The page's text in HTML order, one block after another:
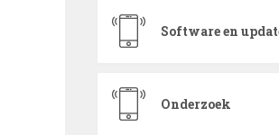
Software en
Onderzoek